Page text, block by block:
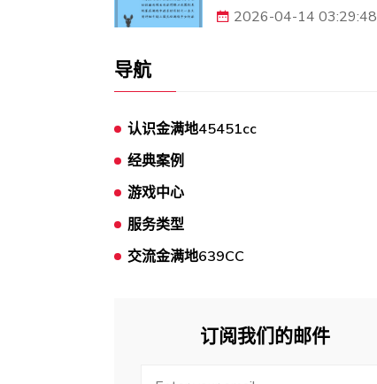
2026-04-14 03:29:48
导航
认识金满地45451cc
经典案例
游戏中心
服务类型
交流金满地639CC
订阅我们的邮件